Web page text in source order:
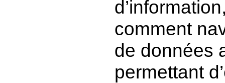
comment
de données
permettant